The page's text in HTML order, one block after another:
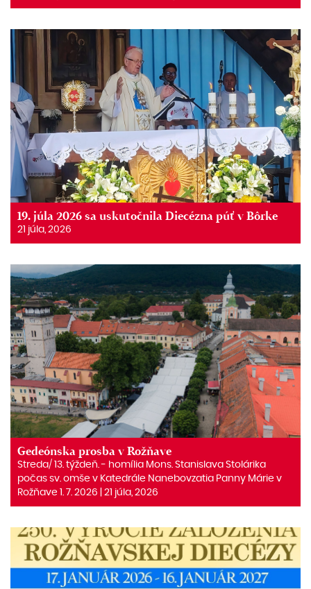
19. júla 2026 sa uskutočnila Diecézna púť v Bôrke
21 júla, 2026
Gedeónska prosba v Rožňave
Streda/ 13. týždeň. ‒ homília Mons. Stanislava Stolárika
počas sv. omše v Katedrále Nanebovzatia Panny Márie v
Rožňave 1. 7. 2026 | 21 júla, 2026